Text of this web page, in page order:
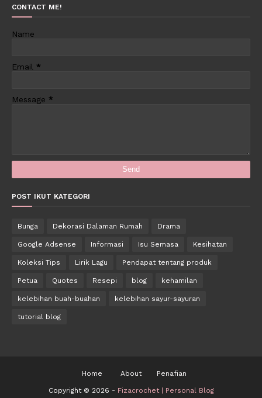
CONTACT ME!
Name
Email *
Message *
POST IKUT KATEGORI
Bunga Dekorasi Dalaman Rumah Drama
Google Adsense Informasi Isu Semasa Kesihatan
Koleksi Tips Lirik Lagu Pendapat tentang produk
Petua Quotes Resepi blog kehamilan
kelebihan buah-buahan kelebihan sayur-sayuran
tutorial blog
Home About Penafian
Copyright © 2026 - Fizacrochet | Personal Blog